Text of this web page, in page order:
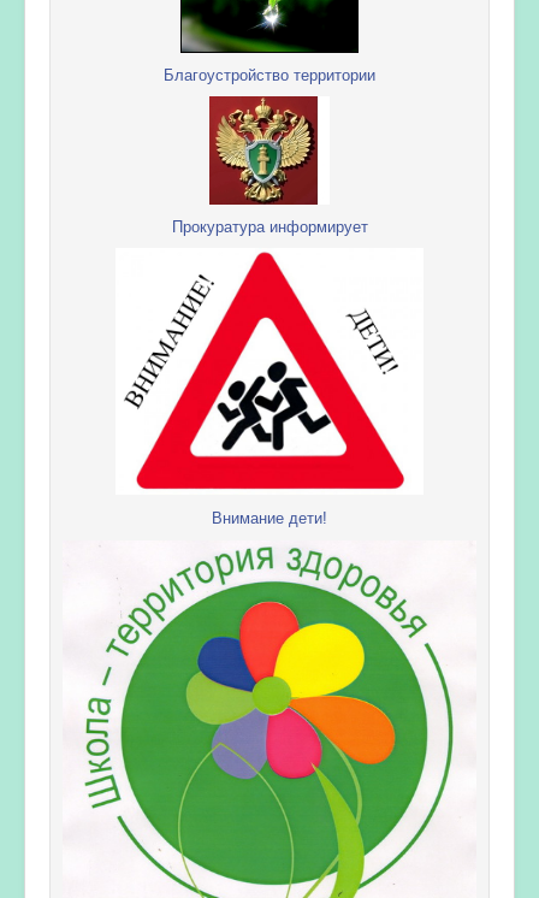
Благоустройство территории
Прокуратура информирует
Внимание дети!